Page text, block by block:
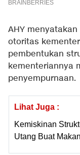
AHY
otoritas
pembentukan
kementeriannya
penyempurnaan.
Lihat Juga :
Kemiskinan
Utang Buat Makan